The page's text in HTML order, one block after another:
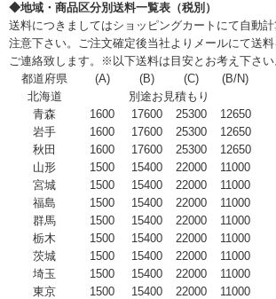
◆地域・商品区分別送料一覧表（税別）
送料につきましてはショッピングカートにて自動
注意下さい。ご注文確定後当社よりメールにて送
ご連絡致します。※以下送料は目安とお考え下さい
都道府県
(A) (B) (C)
(B/N)
北海道
別途お見積もり
青森
1600 17600 25300
12650
岩手
1600 17600 25300
12650
秋田
1600 17600 25300
12650
山形
1500 15400 22000
11000
宮城
1500 15400 22000
11000
福島
1500 15400 22000
11000
群馬
1500 15400 22000
11000
栃木
1500 15400 22000
11000
茨城
1500 15400 22000
11000
埼玉
1500 15400 22000
11000
東京
1500 15400 22000
11000